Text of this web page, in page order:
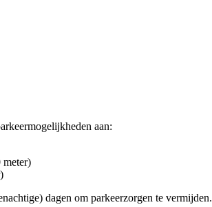
aan:
meter)
dagen om parkeerzorgen te vermijden.